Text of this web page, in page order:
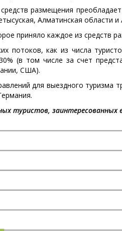
размещения
Алматинская области и
приняло каждое из средств
потоков, как из числа
(в том числе за счет
США).
для выездного туризма
туристов, заинтересованных